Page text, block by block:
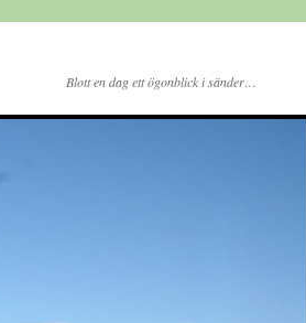
Blott en dag ett ögonblick i sänder…